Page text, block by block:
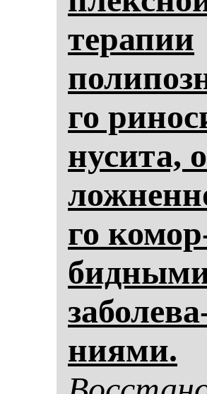
те­ра­пии
го
ну­си­та,
го
ни­ями.